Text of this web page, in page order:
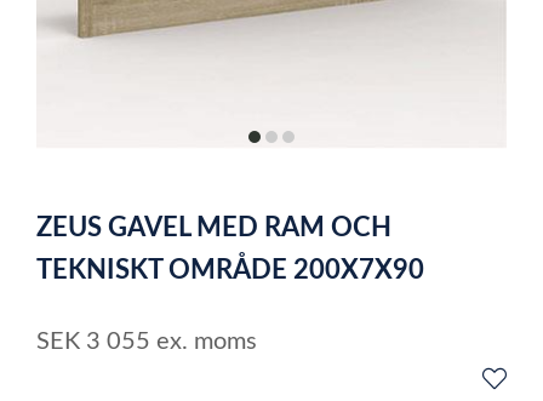
itemitemitem
of
3
ZEUS GAVEL MED RAM OCH
TEKNISKT OMRÅDE 200X7X90
SEK 3 055 ex. moms